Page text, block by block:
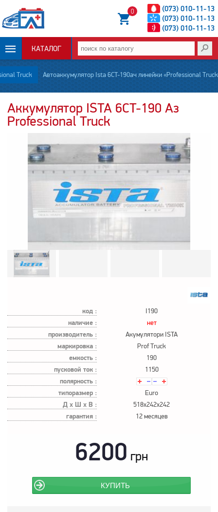
(073) 010-11-13
(073) 010-11-13
(073) 010-11-13
0
КАТАЛОГ
ОПЛАТА И
ДОСТАВКА
НОВОСТИ
СТАТЬИ
О НАС
Truck Автоаккумулятор Ista 6CT-190ач линейки «Professional Truck»
Аккумулятор ISTA 6CT-190 Аз
Professional Truck
код : I190
наличие : нет
производитель : Акумулятори ISTA
маркировка : Prof Truck
емкость : 190
пусковой ток : 1150
полярность :
типоразмер :
Euro
Д х Ш х В : 518x242x242
гарантия : 12 месяцев
6200 грн
КУПИТЬ